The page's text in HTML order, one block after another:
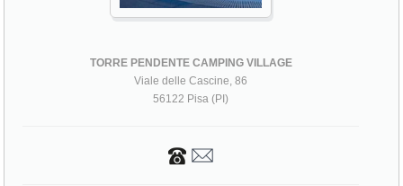
TORRE PENDENTE CAMPING VILLAGE
Viale delle Cascine, 86
56122 Pisa (PI)